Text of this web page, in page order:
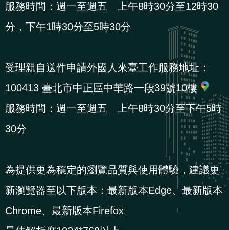
服務時間：週一至週五 上午8時30分至12時30
分，下午1時30分至5時30分
受理親自送件申請外國人來臺工作服務地址：
100413 臺北市中正區中華路一段39號10樓
服務時間：週一至週五 上午8時30分至下午5時
30分
為提供更為穩定的瀏覽品質與使用體驗，建議更
新瀏覽器至以下版本：最新版本Edge、最新版本
Chrome、最新版本Firefox